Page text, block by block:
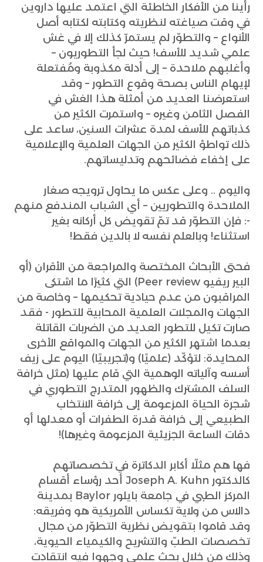
رأينا من الأفكار الخاطئة التي اعتمد عليها داروين
في وقت صياغته لنظريته وكتابته لكتابه أصل
الأنواع – والتطوّر لم يستمرّ كذلك إلا في غش
علمي شديد للأسف! حيث لجأ التطوريون –
وأغلبهم ملاحدة – إلى أدلة مكذوبة ومُفتعلة
لإيهام الناس بصحة وقوع التطور – وقد
استعرضنا العديد من أمثلة هذا الغش في
الفصل الثامن وغيره – واستمرت الكثير من
كذباتهم للأسف لمدة عشرات السنين، ساعد على
ذلك تواطؤ الكثير من الجهات العلمية والإعلامية
على إخفاء فضائحهم وتدليساتهم.
واليوم .. وعلى عكس ما يحاول ترويجه صغار
الملاحدة والتطوريين – أي الشباب المندفع منهم
-: فإن التطوّر قد تمّ تقويض كل أركانه بغير
استثناء! وبالعلم نفسه لا بالدين فقط!
فحتى الأبحاث المختصة والمراجعة من الأقران (أو
البير ريفيو Peer review) التي كثيرًا ما اشتكى
المراقبون من عدم حيادية تحكيمها – وخاصة من
الجهات والمجلات العلمية المحابية للتطور - فقد
صارت تكيل للتطور العديد من الضربات القاتلة
بعدما اشتهر الكثير من الجهات والمواقع الأخرى
المحايدة: لتؤكّد (علميًا) و(تجريبيًا) اليوم على زيف
أسسه وآلياته الوهمية التي قام عليها (مثل خرافة
السلف المشترك والظهور المتدرج التطوري في
شجرة الحياة المزعومة إلى خرافة الانتخاب
الطبيعي إلى خرافة قدرة الطفرات أو معدلها أو
دقات الساعة الجزيئية المزعومة وغيرها)!
فها هم مثلّا أكابر الدكاترة في تخصصاتهم
كالدكتور Joseph A. Kuhn أحد رؤساء أقسام
المركز الطبي في جامعة بايلور Baylor بمدينة
دالاس من ولاية تكساس الأمريكية هو وفريقه:
وقد قاموا بتقويض نظرية التطوّر من مجال
تخصصات الطبّ والتشريح والكيمياء الحيوية،
وذلك من خلال بحث علمي وجهوا فيه انتقادت